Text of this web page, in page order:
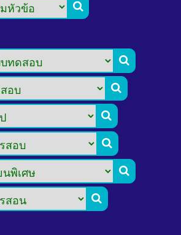






